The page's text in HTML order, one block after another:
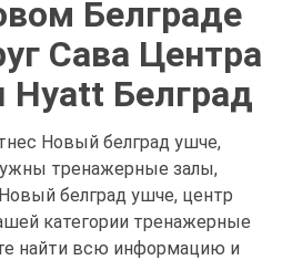
Белграде
Сава Центра
Hyatt Белград
Новый белград ушче,
тренажерные залы,
белград ушче, центр
категории тренажерные
найти всю информацию и